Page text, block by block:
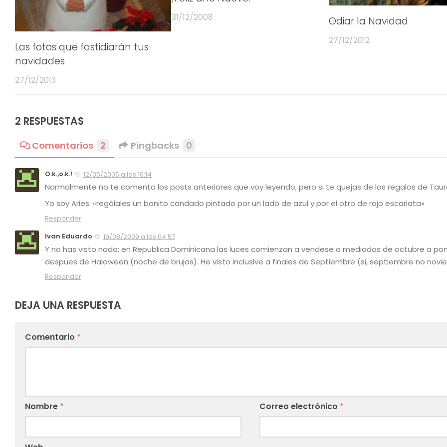
Las fotos que fastidiarán tus
navidades
27/12/2013
31/12/2008 Odiar la Navidad
27/12/2012
2 RESPUESTAS
Comentarios 2 Pingbacks 0
O.k.,o.k.! 12/05/2005 a las 10:14
Normalmente no te comento los posts anteriores que voy leyendo, pero si te quejas de los regalos de
Yo soy Aries: «regálales un bonito candado pintado por un lado de azul y por el otro de rojo escarlata»
Responder
Ivan Eduardo
19/08/2009 a las 04:57
Y no has visto nada: en Republica Dominicana las luces comienzan a vendese a mediados de octubre a
despues de Haloween (noche de brujas). He visto inclusive a finales de Septiembre (si, septiembre no
Responder
DEJA UNA RESPUESTA
Comentario *
Nombre * Correo electrónico *